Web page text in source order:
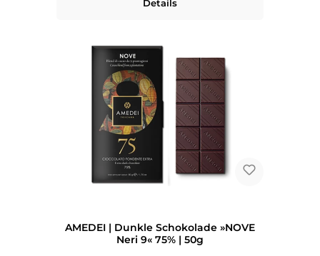
Details
AMEDEI | Dunkle Schokolade »NOVE
Neri 9« 75% | 50g